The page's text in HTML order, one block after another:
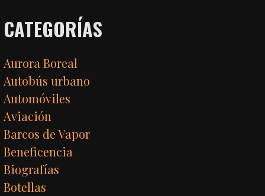
CATEGORÍAS
Aurora Boreal
Autobús urbano
Automóviles
Aviación
Barcos de Vapor
Beneficencia
Biografías
Botellas